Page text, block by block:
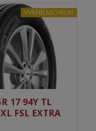
VYRÁBÍ MICHELIN
17 94Y TL
FSL EXTRA